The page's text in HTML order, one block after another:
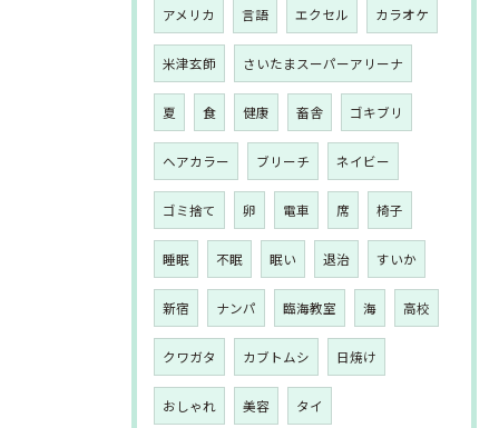
アメリカ 言語 エクセル カラオケ
米津玄師 さいたまスーパーアリーナ
夏 食 健康 畜舎 ゴキブリ
ヘアカラー ブリーチ ネイビー
ゴミ捨て 卵 電車 席 椅子
睡眠 不眠 眠い 退治 すいか
新宿 ナンパ 臨海教室 海 高校
クワガタ カブトムシ 日焼け
おしゃれ 美容 タイ